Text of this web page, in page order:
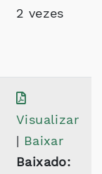
2 vezes
Visualizar
| Baixar
Baixado: